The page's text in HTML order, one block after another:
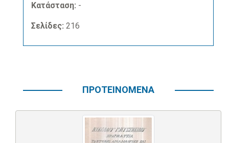
Κατάσταση: -
Σελίδες: 216
ΠΡΟΤΕΙΝΟΜΕΝΑ